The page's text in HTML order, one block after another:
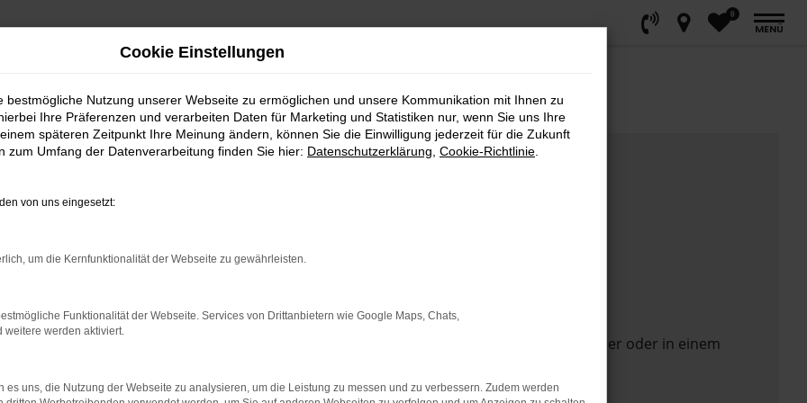
0
MENÜ
das Laden bestimmter Seiten verhindern. Funktioniert die Seite in einem anderen Browser oder in einem
Cookie Einstellungen
bestmögliche Nutzung unserer Webseite zu ermöglichen und unsere Kommunikation mit Ihnen zu
Ihre Präferenzen und verarbeiten Daten für Marketing und Statistiken nur, wenn Sie uns Ihre
späteren Zeitpunkt Ihre Meinung ändern, können Sie die Einwilligung jederzeit für die Zukunft
zum Umfang der Datenverarbeitung finden Sie hier: Datenschutzerklärung Cookie-Richtlinie
von uns eingesetzt:
um die Kernfunktionalität der Webseite zu gewährleisten.
Funktionalität der Webseite. Services von Drittanbietern wie Google Maps, Chats,
weitere werden aktiviert.
es uns, die Nutzung der Webseite zu analysieren, um die Leistung zu messen und zu verbessern. Zudem werden